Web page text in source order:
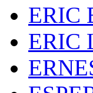
ERIC
ERIC